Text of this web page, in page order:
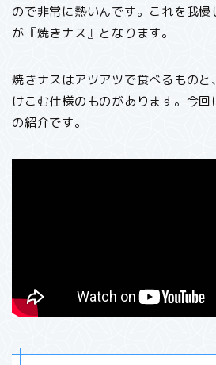
ので非常に熱いんです。これを我
が『焼きナス』となります。
焼きナスはアツアツで食べるもの
けこむ仕様のものがあります。今
の紹介です。